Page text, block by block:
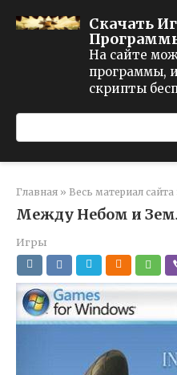
Скачать
На сайте
программы,
скрипты
Главная » Весь материал сайта
Между Небом и
Игры